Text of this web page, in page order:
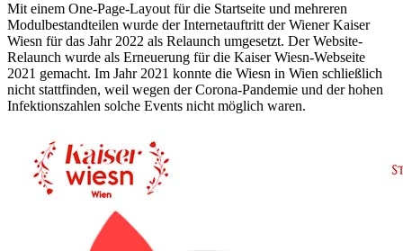
Mit einem One-Page-Layout für die Startseite und mehreren
Modulbestandteilen wurde der Internetauftritt der Wiener Kaiser
Wiesn für das Jahr 2022 als Relaunch umgesetzt. Der Website-
Relaunch wurde als Erneuerung für die Kaiser Wiesn-Webseite
2021 gemacht. Im Jahr 2021 konnte die Wiesn in Wien schließlich
nicht stattfinden, weil wegen der Corona-Pandemie und der hohen
Infektionszahlen solche Events nicht möglich waren.